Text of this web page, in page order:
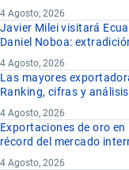
4 Agosto, 2026
Javier Milei visitará
Daniel Noboa:
4 Agosto, 2026
Las mayores
Ranking, cifras y
4 Agosto, 2026
Exportaciones de oro
récord del mercado
4 Agosto, 2026